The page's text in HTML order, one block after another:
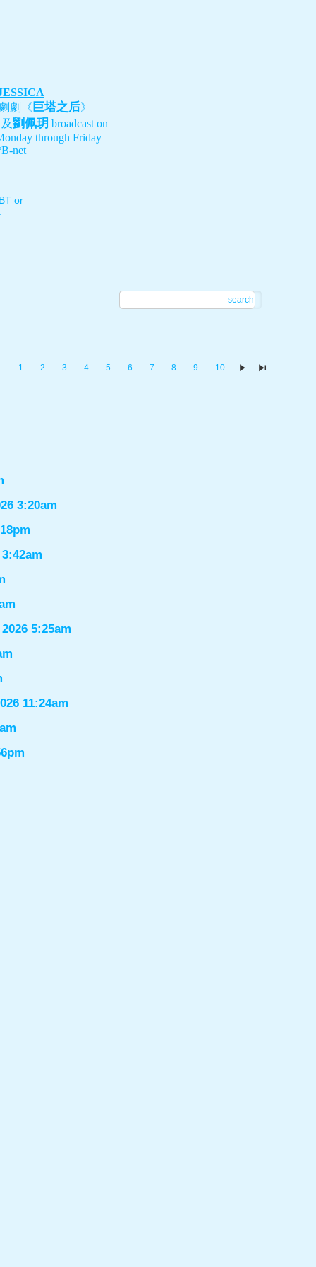
劇《 巨塔之后》
及劉佩玥 broadcast on
through Friday
net
or
search
1 2 3 4 5 6 7 8 9 10
3:20am
5:25am
11:24am